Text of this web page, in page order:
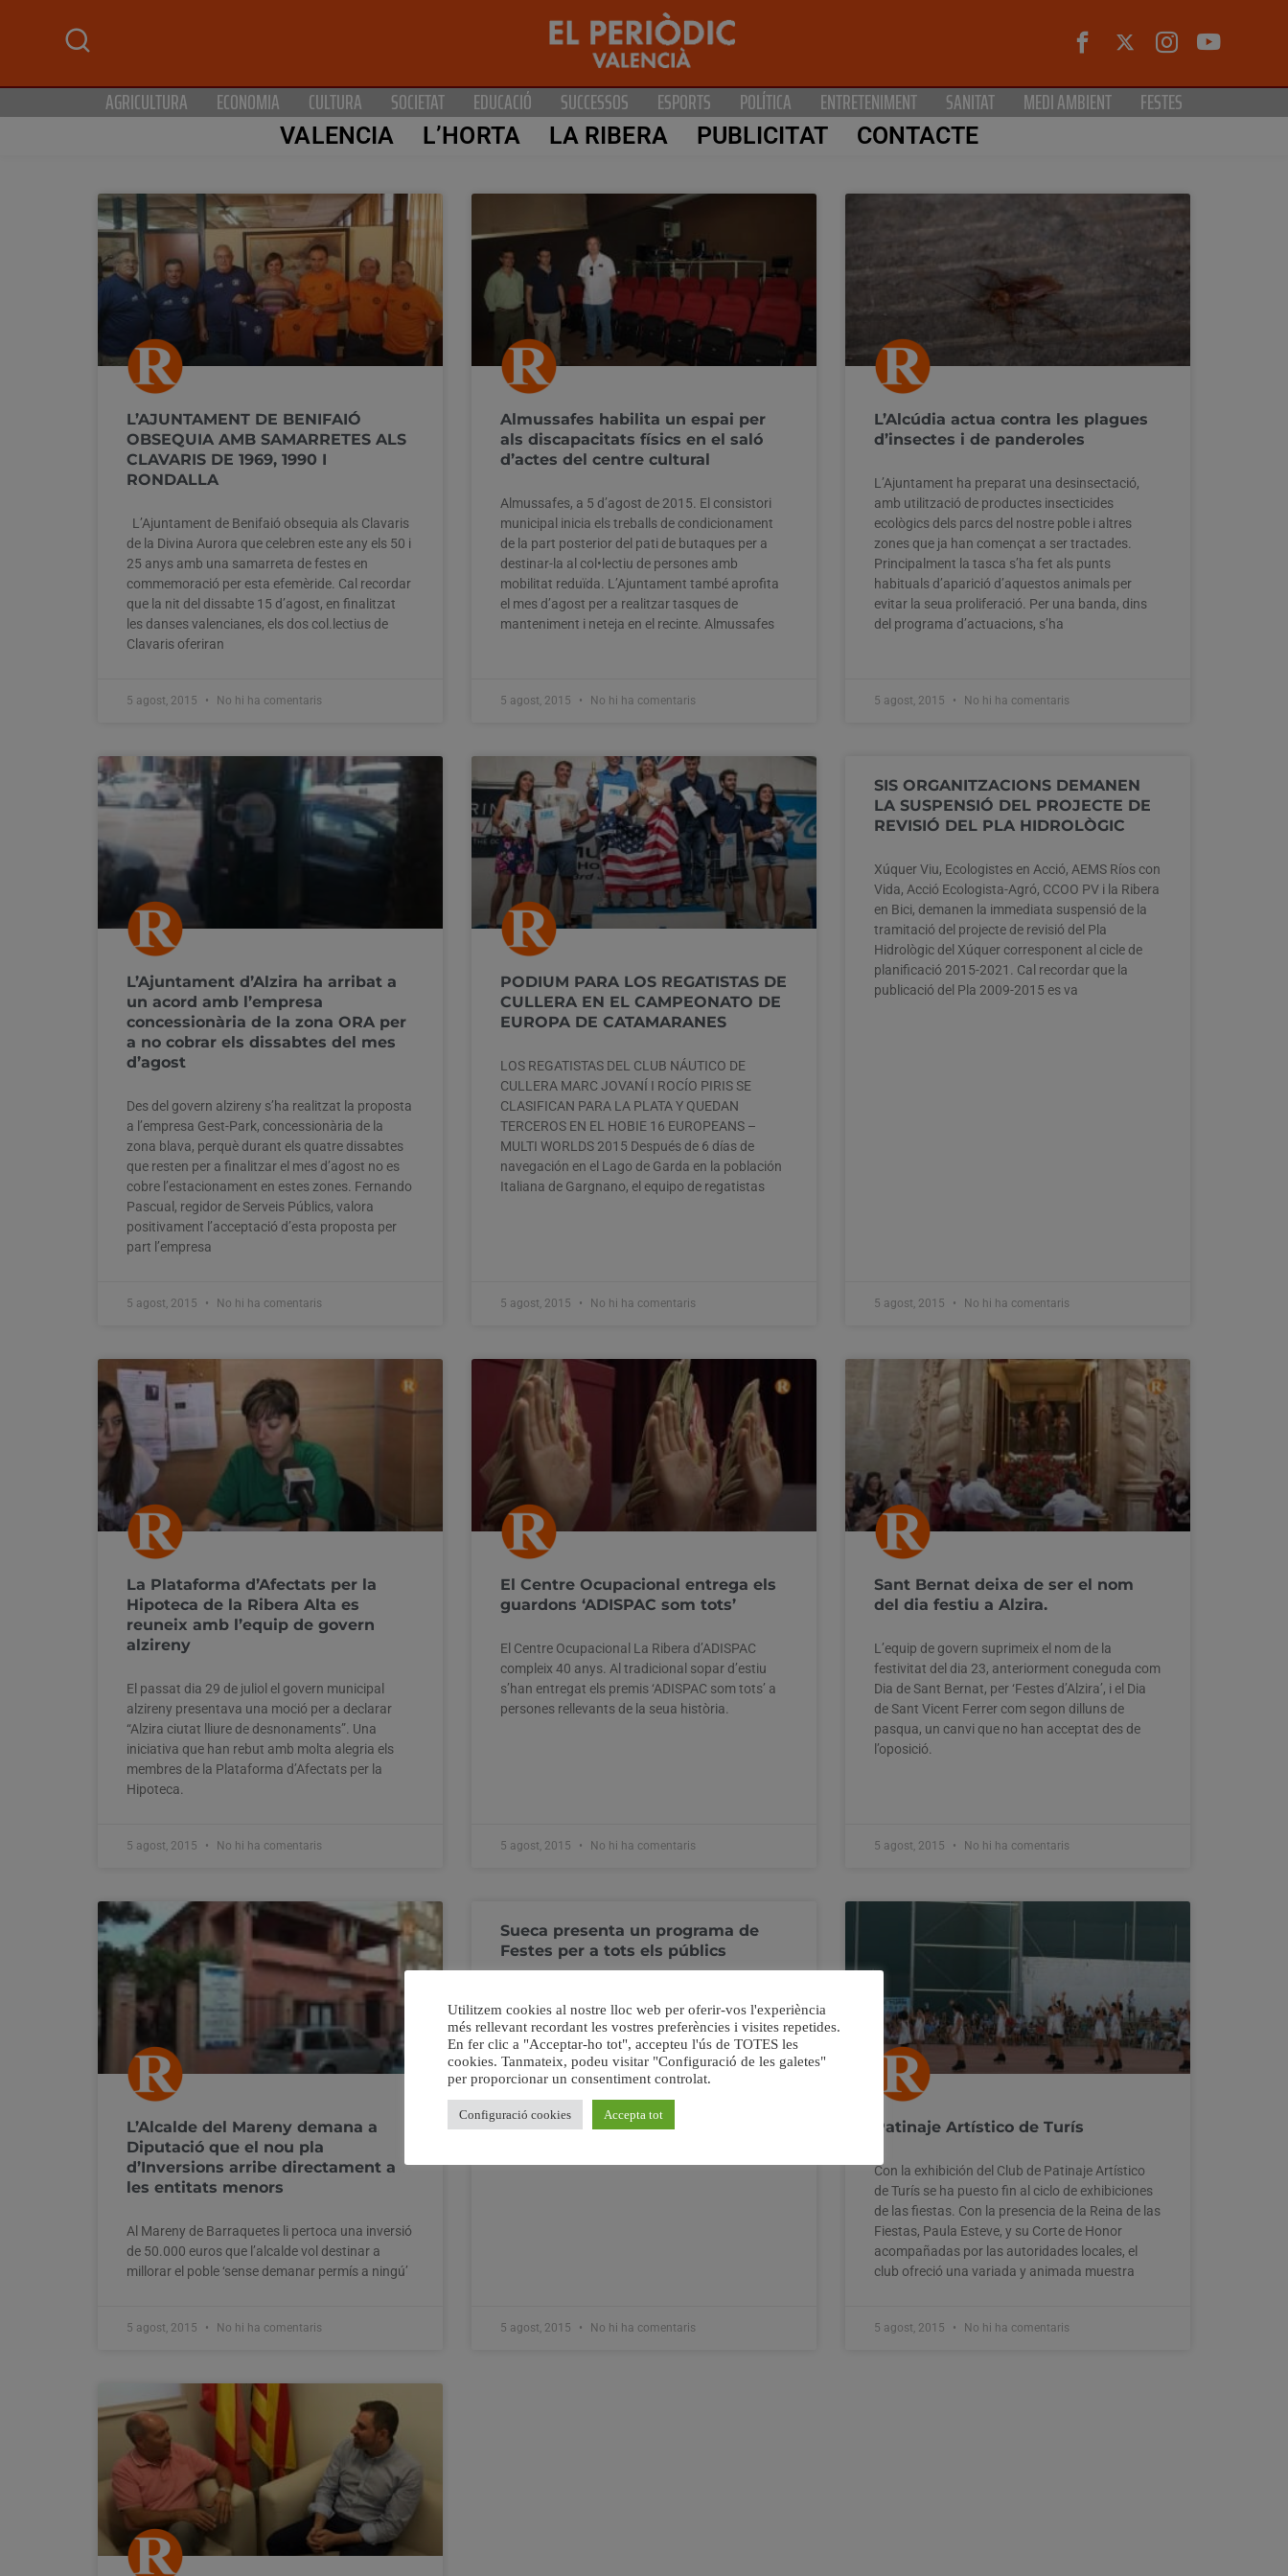
AGRICULTURA ECONOMIA CULTURA SOCIETAT EDUCACIÓ SUCCESSOS ESPORTS POLÍTICA ENTRETENIMENT SANITAT MEDI AMBIENT FESTES
VALENCIA L’HORTA LA RIBERA PUBLICITAT CONTACTE
L’AJUNTAMENT DE BENIFAIÓ
OBSEQUIA AMB SAMARRETES ALS
CLAVARIS DE 1969, 1990 I
RONDALLA
L’Ajuntament de Benifaió obsequia als Clavaris
de la Divina Aurora que celebren este any els 50 i
25 anys amb una samarreta de festes en
commemoració per esta efemèride. Cal recordar
que la nit del dissabte 15 d’agost, en finalitzat
les danses valencianes, els dos col.lectius de
Clavaris oferiran
5 agost, 2015 No hi ha comentaris
Almussafes habilita un espai per
als discapacitats físics en el saló
d’actes del centre cultural
Almussafes, a 5 d’agost de 2015. El consistori
municipal inicia els treballs de condicionament
de la part posterior del pati de butaques per a
destinar-la al col•lectiu de persones amb
mobilitat reduïda. L’Ajuntament també aprofita
el mes d’agost per a realitzar tasques de
manteniment i neteja en el recinte. Almussafes
5 agost, 2015 No hi ha comentaris
L’Alcúdia actua contra les plagues
d’insectes i de panderoles
L’Ajuntament ha preparat una desinsectació,
amb utilització de productes insecticides
ecològics dels parcs del nostre poble i altres
zones que ja han començat a ser tractades.
Principalment la tasca s’ha fet als punts
habituals d’aparició d’aquestos animals per
evitar la seua proliferació. Per una banda, dins
del programa d’actuacions, s’ha
5 agost, 2015 No hi ha comentaris
L’Ajuntament d’Alzira ha arribat a
un acord amb l’empresa
concessionària de la zona ORA per
a no cobrar els dissabtes del mes
d’agost
Des del govern alzireny s’ha realitzat la proposta
a l’empresa Gest-Park, concessionària de la
zona blava, perquè durant els quatre dissabtes
que resten per a finalitzar el mes d’agost no es
cobre l’estacionament en estes zones. Fernando
Pascual, regidor de Serveis Públics, valora
positivament l’acceptació d’esta proposta per
part l’empresa
5 agost, 2015 No hi ha comentaris
PODIUM PARA LOS REGATISTAS DE
CULLERA EN EL CAMPEONATO DE
EUROPA DE CATAMARANES
LOS REGATISTAS DEL CLUB NÁUTICO DE
CULLERA MARC JOVANÍ I ROCÍO PIRIS SE
CLASIFICAN PARA LA PLATA Y QUEDAN
TERCEROS EN EL HOBIE 16 EUROPEANS –
MULTI WORLDS 2015 Después de 6 días de
navegación en el Lago de Garda en la población
Italiana de Gargnano, el equipo de regatistas
5 agost, 2015 No hi ha comentaris
SIS ORGANITZACIONS DEMANEN
LA SUSPENSIÓ DEL PROJECTE DE
REVISIÓ DEL PLA HIDROLÒGIC
Xúquer Viu, Ecologistes en Acció, AEMS Ríos con
Vida, Acció Ecologista-Agró, CCOO PV i la Ribera
en Bici, demanen la immediata suspensió de la
tramitació del projecte de revisió del Pla
Hidrològic del Xúquer corresponent al cicle de
planificació 2015-2021. Cal recordar que la
publicació del Pla 2009-2015 es va
5 agost, 2015 No hi ha comentaris
La Plataforma d’Afectats per la
Hipoteca de la Ribera Alta es
reuneix amb l’equip de govern
alzireny
El passat dia 29 de juliol el govern municipal
alzireny presentava una moció per a declarar
“Alzira ciutat lliure de desnonaments”. Una
iniciativa que han rebut amb molta alegria els
membres de la Plataforma d’Afectats per la
Hipoteca.
5 agost, 2015 No hi ha comentaris
El Centre Ocupacional entrega els
guardons ‘ADISPAC som tots’
El Centre Ocupacional La Ribera d’ADISPAC
compleix 40 anys. Al tradicional sopar d’estiu
s’han entregat els premis ‘ADISPAC som tots’ a
persones rellevants de la seua història.
5 agost, 2015 No hi ha comentaris
Sant Bernat deixa de ser el nom
del dia festiu a Alzira.
L’equip de govern suprimeix el nom de la
festivitat del dia 23, anteriorment coneguda com
Dia de Sant Bernat, per ‘Festes d’Alzira’, i el Dia
de Sant Vicent Ferrer com segon dilluns de
pasqua, un canvi que no han acceptat des de
l’oposició.
5 agost, 2015 No hi ha comentaris
L’Alcalde del Mareny demana a
Diputació que el nou pla
d’Inversions arribe directament a
les entitats menors
Al Mareny de Barraquetes li pertoca una inversió
de 50.000 euros que l’alcalde vol destinar a
millorar el poble ‘sense demanar permís a ningú’
5 agost, 2015 No hi ha comentaris
Sueca presenta un programa de
Festes per a tots els públics
Roselló, ha fet públic hui el programa d’actes de
les pròximes Festes Majors de Sueca, que se
celebraran del 27 d’agost al 13 de setembre. Per
al màxim responsable d’este àrea, “el programa
regidor, amb el bon criteri
5 agost, 2015 No hi ha comentaris
Patinaje Artístico de Turís
Con la exhibición del Club de Patinaje Artístico
de Turís se ha puesto fin al ciclo de exhibiciones
de las fiestas. Con la presencia de la Reina de las
Fiestas, Paula Esteve, y su Corte de Honor
acompañadas por las autoridades locales, el
club ofreció una variada y animada muestra
5 agost, 2015 No hi ha comentaris
Utilitzem cookies al nostre lloc web per oferir-vos l'experiència
més rellevant recordant les vostres preferències i visites repetides.
En fer clic a "Acceptar-ho tot", accepteu l'ús de TOTES les
cookies. Tanmateix, podeu visitar "Configuració de les galetes"
per proporcionar un consentiment controlat.
Configuració cookies Accepta tot